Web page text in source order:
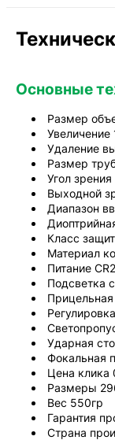
Основные
Размер
Увеличение
Удаление
Размер
Угол
Выходной
Диапазон
Класс
Материал
Питание
Подсветка
Ударная
Фокальная
Цена клика
Размеры
Вес 550гр
Гарантия
Страна